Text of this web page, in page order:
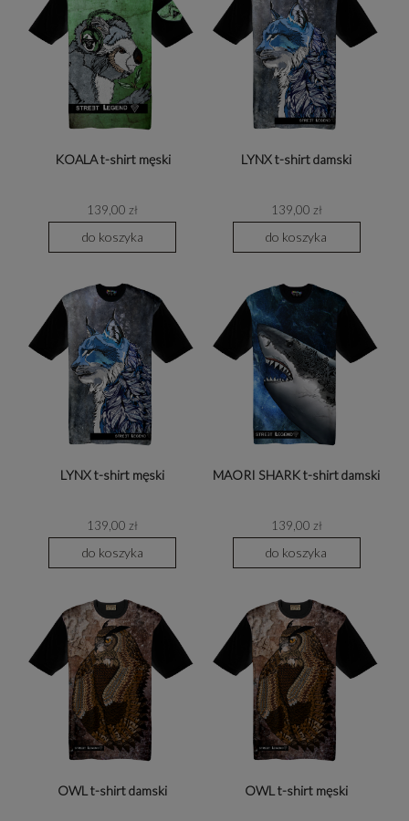
KOALA t-shirt męski
139,00 zł
do koszyka
LYNX t-shirt damski
139,00 zł
do koszyka
LYNX t-shirt męski
139,00 zł
do koszyka
MAORI SHARK t-shirt damski
139,00 zł
do koszyka
OWL t-shirt damski OWL t-shirt męski